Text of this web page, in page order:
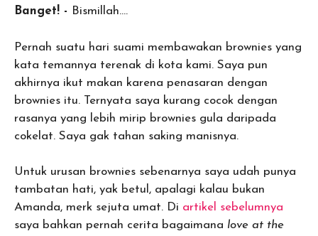
Banget! - Bismillah….
Pernah suatu hari suami membawakan brownies yang
kata temannya terenak di kota kami. Saya pun
akhirnya ikut makan karena penasaran dengan
brownies itu. Ternyata saya kurang cocok dengan
rasanya yang lebih mirip brownies gula daripada
cokelat. Saya gak tahan saking manisnya.
Untuk urusan brownies sebenarnya saya udah punya
tambatan hati, yak betul, apalagi kalau bukan
Amanda, merk sejuta umat. Di artikel sebelumnya
saya bahkan pernah cerita bagaimana love at the